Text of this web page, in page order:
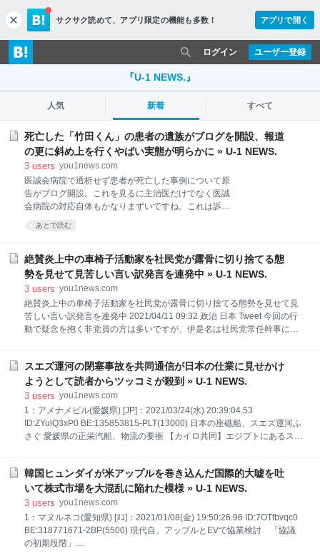
c
l
o
s
サクサク読めて、 アプリ限定の機能も多数！ アプリで開く
ユーザー登録
ログイン
『U-1 NEWS.』
人気 新着 すべて
死亡した「竹田くん」の患者の遺族がブログを開設、報道
の更に斜め上を行くやばい実態が明らかに » U-1 NEWS.
3 users you1news.com
医誠会病院で透析せず患者が死亡した事例について原
告がブログ開設。これを見るに主治医だけでなく医誠
会病院の対応自体もかなりまずいですね。これは訴え
られて当たり前でしょう。https://t.co/di9kkHH501
pic.twitter.com/GnDtcJd5sq — EARLの医学ツイート
は確かに90歳と高齢ですが、コロナに関しては検査で
陽性ってだけで無症状。透析クリニックでは（おそら
くスペース的に動線分けが難しいため）陽性者の透析
科医が初期対応した際に透析患者であることを見逃し
て透析指示を出さなかった。 — EARLの医学ツイート
(@EARL_med_tw) February 12, 2024 ただ、普通は初
あとで読む
絶賛炎上中の車椅子活動家を社民党が露骨に切り捨てる態
勢を見せて見苦しい言い訳発言を連発中 » U-1 NEWS.
3 users you1news.com
絶賛炎上中の車椅子活動家を社民党が露骨に切り捨てる態勢を見せて見
苦しい言い訳発言を連発中 2021/04/11 09:32 政治 日本 Tweet 今回の行
動で疑念を抱く非党員の方は多いですが、伊是名は社民党常任幹事にな
面が強く出たものと推察します。今しばらくお見守りくだされば幸いで
す。#社民党 — 社民党江戸川総支部 (@sdp_edogawa) April 9, 2021 社
民党江戸川総支部 @sdp_edogawa 14時間 まだ2ヶ月です。 一党員
として、適正を判断するにはもう少し期間が必要と考えます。 おそらく
今回の件は当人の「活動家」としての面が強く出たものと推察します。
今しばらくお見守りくだされば幸いです。 伊是名に心強い応援団が・・
スエズ運河の閉塞事故を共同通信が日本の仕業に見せかけ
ようとして読者からツッコミが殺到 » U-1 NEWS.
3 users you1news.com
1：アメナメビル(愛媛県) [JP]：2021/03/24(水) 20:39:04.53
ID:ZYulQ3xP0 BE:135853815-PLT(13000) 日本の座礁船、スエズ運河ふ
さぐ 愛媛県の正栄汽船、物流の要衝 【カイロ共同】エジプトにあるスエ
船は24日、コンテナ船を所有していると認めた。スエズ運河は地中海と
紅海を結ぶ物流の要衝で、懸念が広がっている。 当局者によると、座礁
したのは中国からオランダ・ロッテルダムに向けて貨物を運んでいた
「エバーギブン」（全長400m、幅59m）。タグボートを使った復旧作
業には2日以上かかる見込み。 原因について、当局者は砂嵐で視界不良
に陥っていたとの見方を示した。運航会社は乗員は全員無事だとしてい
韓国ヒュンダイが米アップルを巻き込んだ国際的大嘘を吐
いて株式市場を大混乱に陥れた模様 » U-1 NEWS.
3 users you1news.com
1：マヌルネコ(愛知県) [ﾇｺ]：2021/01/08(金) 19:50:26.96 ID:7OTfbvqc0
BE:318771671-2BP(5500) 現代自、アップルとEVで協業検討 「協議
の初期段階」